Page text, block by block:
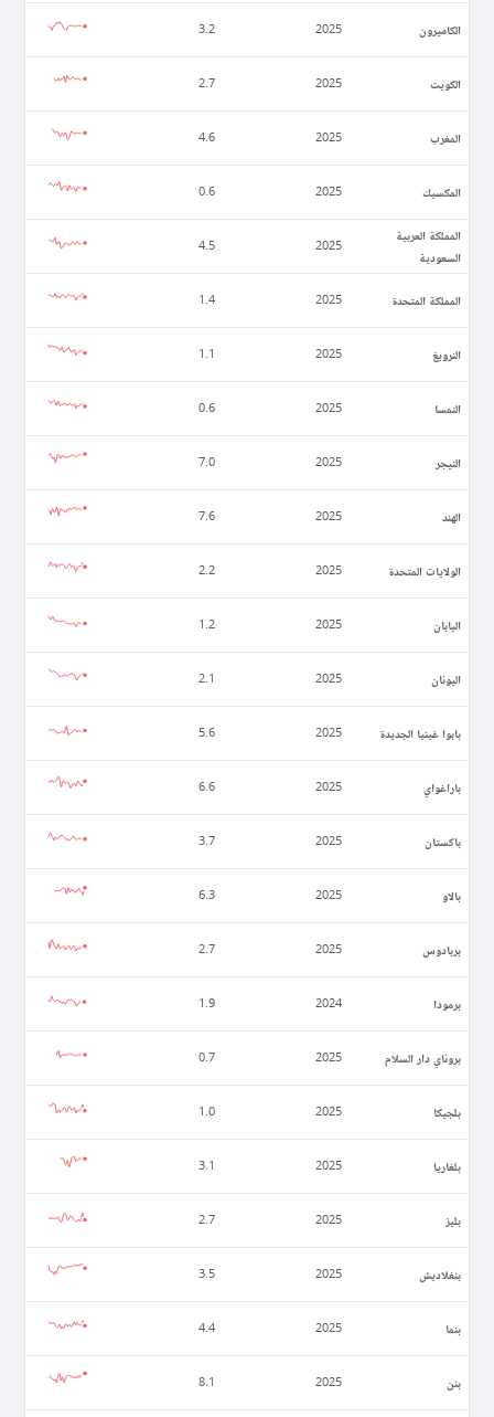
الكاميرون 2025
3.2
الكويت 2025
2.7
المغرب 2025
4.6
المكسيك 2025
0.6
المملكة العربية
السعودية
2025
4.5
المملكة المتحدة 2025
1.4
النرويغ 2025
1.1
النمسا 2025
0.6
النيجر 2025
7.0
الهند 2025
7.6
الولايات المتحدة 2025
2.2
اليابان 2025
1.2
اليونان 2025
2.1
بابوا غينيا الجديدة 2025
5.6
باراغواي 2025
6.6
باكستان 2025
3.7
بالاو 2025
6.3
بربادوس 2025
2.7
برمودا 2024
1.9
بروناي دار السلام 2025
0.7
بلجيكا 2025
1.0
بلغاريا 2025
3.1
بليز 2025
2.7
بنغلاديش 2025
3.5
بنما 2025
4.4
بنن 2025
8.1